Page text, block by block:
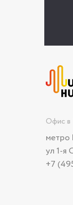
Офис в
ул 1-я
+7